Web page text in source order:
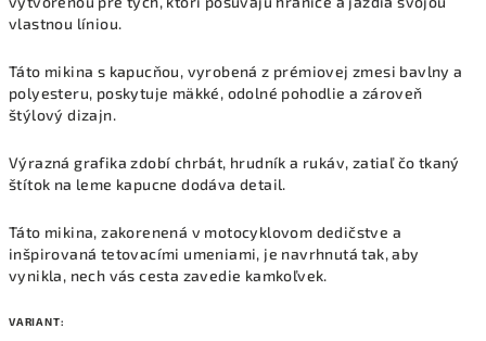
vlastnou líniou.
Táto mikina s kapucňou, vyrobená z prémiovej zmesi bavlny a
polyesteru, poskytuje mäkké, odolné pohodlie a zároveň
štýlový dizajn.
Výrazná grafika zdobí chrbát, hrudník a rukáv, zatiaľ čo tkaný
štítok na leme kapucne dodáva detail.
Táto mikina, zakorenená v motocyklovom dedičstve a
inšpirovaná tetovacími umeniami, je navrhnutá tak, aby
vynikla, nech vás cesta zavedie kamkoľvek.
VARIANT: